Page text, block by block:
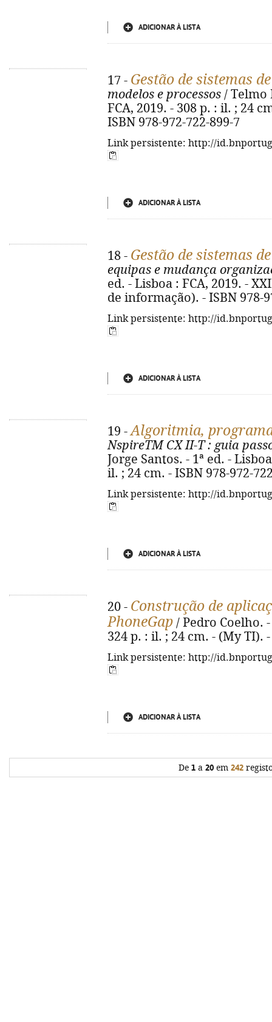
ADICIONAR À LISTA
17 - Gestão de sistemas
modelos e processos / Telmo
FCA, 2019. - 308 p. : il. ; 24
ISBN 978-972-722-899-7
Link persistente: http://
ADICIONAR À LISTA
18 - Gestão de sistemas
equipas e mudança
ed. - Lisboa : FCA, 2019. -
de informação). - ISBN 978-
Link persistente: http://
ADICIONAR À LISTA
19 -Algoritmia,
NspireTM CX II-T: guia
Jorge Santos. - 1ª ed. -
il. ; 24 cm. - ISBN 978-972-
Link persistente: http://
ADICIONAR À LISTA
20 - Construção de
PhoneGap / Pedro Coelho. -
324 p. : il. ; 24 cm. - (My TI).
Link persistente: http://
ADICIONAR À LISTA
De 1 a 20 em 242